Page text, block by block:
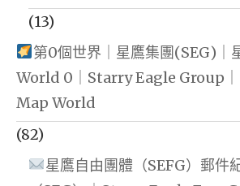
(13)
第0個世界｜星鷹集團(SEG)｜
World 0｜Starry Eagle Group
Map World
(82)
星鷹自由團體（SEFG）郵件